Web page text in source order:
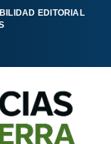
EDITORIAL